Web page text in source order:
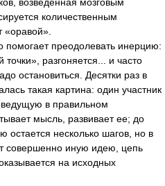
количественным
преодолевать инерцию:
разгоняется... и часто
остановиться. Десятки раз в
такая картина: один участник
в правильном
мысль, развивает ее; до
несколько шагов, но в
совершенно иную идею, цепь
на исходных